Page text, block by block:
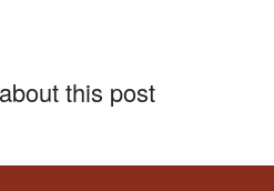
this post